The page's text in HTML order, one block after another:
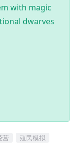
with magic
dwarves
营
殖民模拟